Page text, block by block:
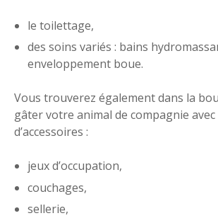
le toilettage,
des soins variés : bains
enveloppement boue.
Vous trouverez également dans la
gâter votre animal de compagnie
d’accessoires :
jeux d’occupation,
couchages,
sellerie,